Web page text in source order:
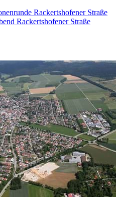
Rackertshofener Straße
Rackertshofener Straße